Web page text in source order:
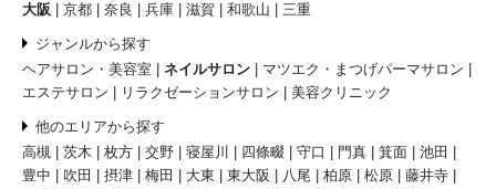
大阪
京都 奈良 兵庫 滋賀 和歌山 三重
ジャンルから探す
ヘアサロン・美容室
ネイルサロン
マツエク・まつげパーマサロン
エステサロン
リラクゼーションサロン 美容クリニック
他のエリアから探す
高槻
茨木 枚方 交野 寝屋川 四條畷 守口 門真 箕面
池田
豊中
吹田 摂津 梅田 大東 東大阪 八尾 柏原 松原
藤井寺